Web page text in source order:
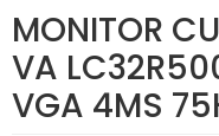
MONITOR
VA
VGA 4MS